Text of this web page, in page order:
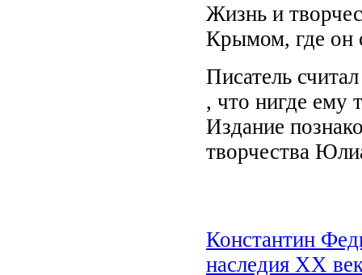
Жизнь и
Крымом, где он
Писатель
, что нигде ему
Издание
творчества
Константин
наследия XX